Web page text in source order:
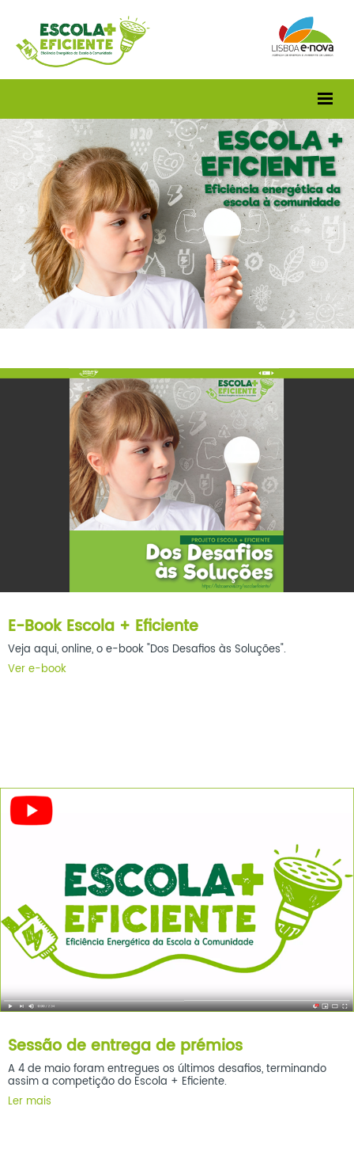
E-Book Escola + Eficiente
Veja aqui, online, o e-book "Dos Desafios às Soluções".
Ver e-book
Sessão de entrega de prémios
A 4 de maio foram entregues os últimos desafios, terminando
assim a competição do Escola + Eficiente.
Ler mais